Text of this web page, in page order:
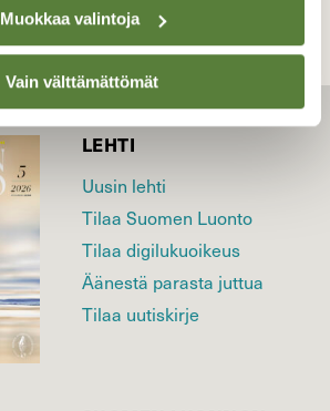
Muokkaa valintoja
Vain välttämättömät
LEHTI
Uusin lehti
Tilaa Suomen Luonto
Tilaa digilukuoikeus
Äänestä parasta juttua
Tilaa uutiskirje